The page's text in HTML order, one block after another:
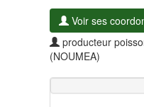
Voir ses
producteur
(NOUMEA)